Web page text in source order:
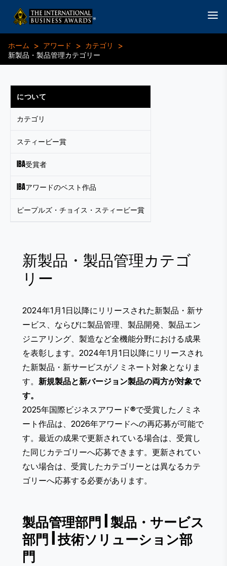
ホーム > アワード > カテゴリ >
新製品・製品管理カテゴリー
について
カテゴリ
スティービー賞
IBA受賞者
IBAアワードのベスト作品
ピープルズ・チョイス・スティービー賞
新製品・製品管理カテゴ
リー
2024年1月1日以降にリリースされた新製品・新サ
ービス、ならびに製品管理、製品開発、製品エン
ジニアリング、製造など全機能分野における成果
を表彰します。2024年1月1日以降にリリースされ
た新製品・新サービスがノミネート対象となりま
す。 新規製品と新バージョン製品の両方が対象で
す。
2025年国際ビジネスアワード®で受賞したノミネ
ート作品は、2026年アワードへの再応募が可能で
す。最近の成果で更新されている場合は、受賞し
た同じカテゴリーへ応募できます。更新されてい
ない場合は、受賞したカテゴリーとは異なるカテ
ゴリーへ応募する必要があります。
製品管理部門 製品・サービス
部門 |技術ソリューション部
門